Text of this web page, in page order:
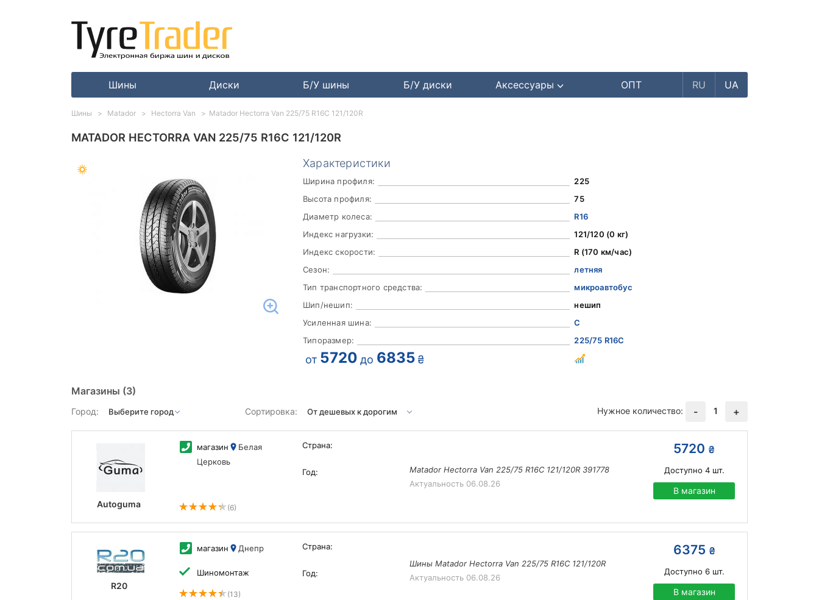
Шины Диски Б/У шины Б/У диски Аксессуары ОПТ RU UA
MATADOR HECTORRA VAN 225/75 R16C 121/120R
Характеристики
Ширина профиля:
225
Высота профиля:
75
Диаметр колеса:
R16
Индекс нагрузки:
121/120 (0 кг)
Индекс скорости:
R (170 км/час)
Сезон:
летняя
Тип транспортного средства:
микроавтобус
Шип/нешип:
нешип
Усиленная шина:
C
Типоразмер:
225/75 R16C
от 5720 до 6835 ₴
Магазины (3)
Город: Сортировка: Нужное количество: - 1 +
Autoguma
магазин
Белая
Церковь
(6)
Страна:
Год:
Matador Hectorra Van 225/75 R16C 121/120R 391778
Актуальность 06.08.26
5720 ₴
Доступно 4шт.
В магазин
R20
магазин Днепр
Шиномонтаж
(13)
Страна:
Год:
Шины Matador Hectorra Van 225/75 R16C 121/120R
Актуальность 06.08.26
6375 ₴
Доступно 6шт.
В магазин
Шины Matador Hectorra Van Matador Hectorra Van 225/75 R16C 121/120R